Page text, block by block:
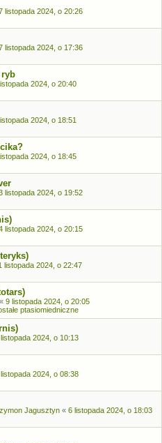
listopada 2024, o 20:26
listopada 2024, o 17:36
2024, o 20:40
2024, o 18:51
2024, o 18:45
listopada 2024, o 19:52
listopada 2024, o 20:15
listopada 2024, o 22:47
« 9 listopada 2024, o 20:05
ptasiomiedniczne
2024, o 10:13
2024, o 08:38
Jagusztyn « 6 listopada 2024, o 18:03